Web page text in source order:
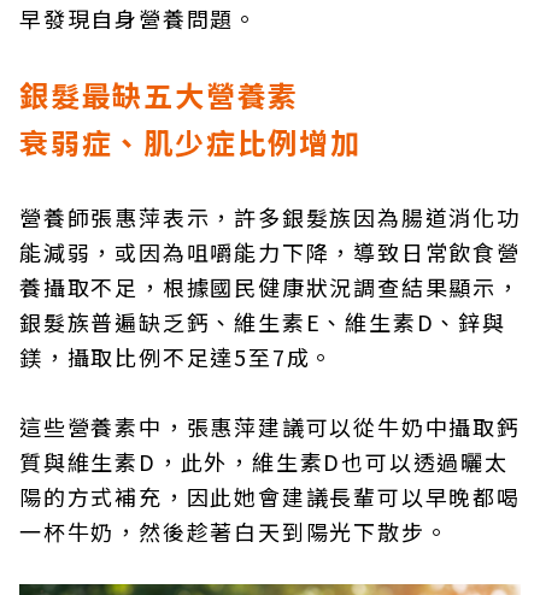
早發現自身營養問題。
銀髮最缺五大營養素
衰弱症、肌少症比例增加
營養師張惠萍表示，許多銀髮族因為腸道消化功
能減弱，或因為咀嚼能力下降，導致日常飲食營
養攝取不足，根據國民健康狀況調查結果顯示，
銀髮族普遍缺乏鈣、維生素E、維生素D、鋅與
鎂，攝取比例不足達5至7成。
這些營養素中，張惠萍建議可以從牛奶中攝取鈣
質與維生素D，此外，維生素D也可以透過曬太
陽的方式補充，因此她會建議長輩可以早晚都喝
一杯牛奶，然後趁著白天到陽光下散步。